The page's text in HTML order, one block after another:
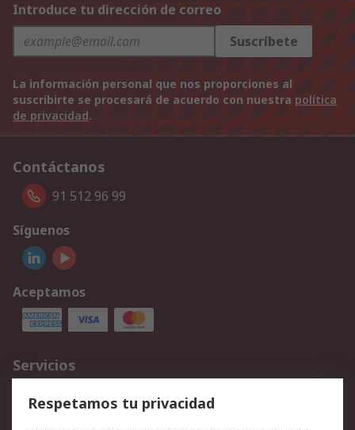
Introduce tu dirección de correo
Suscríbete
La información personal que nos proporciones al
suscribirte se procesará de acuerdo con nuestra política
de privacidad.
Contáctanos
91 512 96 99
Síguenos
Aceptamos
Servicios
Cómo realizar pedidos
Devoluciones
Facturación y pago
Respetamos tu privacidad